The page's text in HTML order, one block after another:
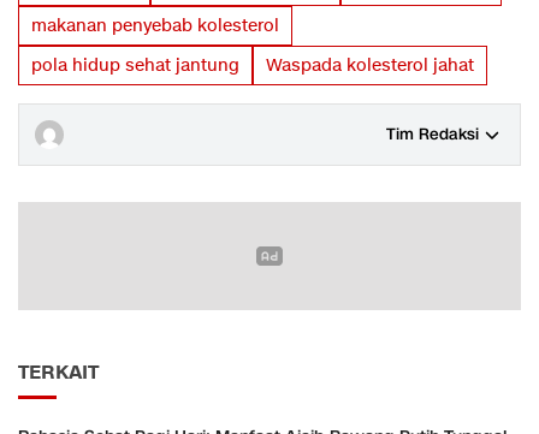
makanan penyebab kolesterol
pola hidup sehat jantung
Waspada kolesterol jahat
Tim Redaksi
TERKAIT